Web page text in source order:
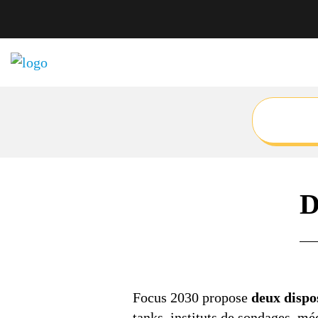
Focus 2030 propose deux